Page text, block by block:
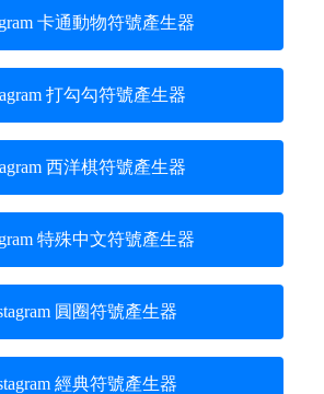
卡通動物符號產生器
打勾勾符號產生器
西洋棋符號產生器
特殊中文符號產生器
圓圈符號產生器
經典符號產生器